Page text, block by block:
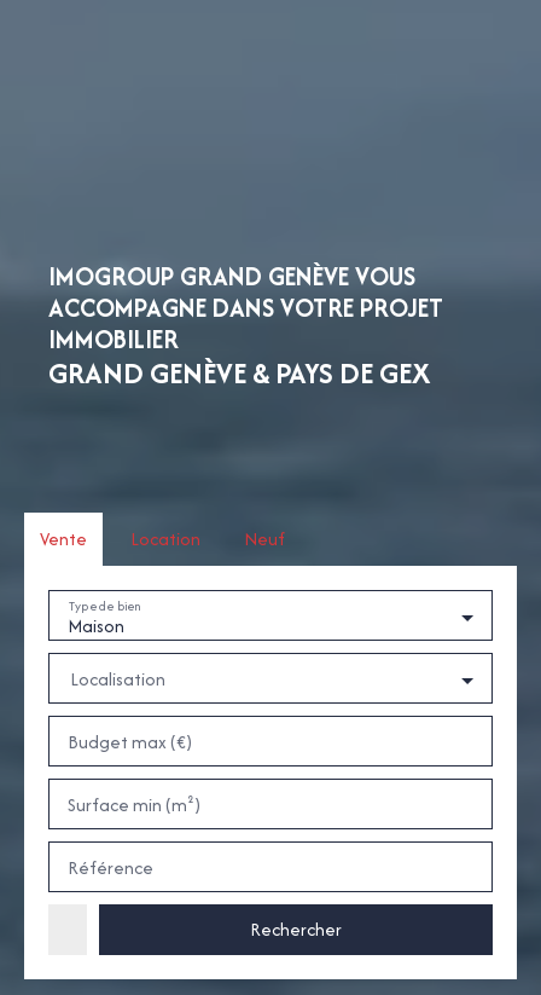
IMOGROUP GRAND GENÈVE VOUS
ACCOMPAGNE DANS VOTRE PROJET
IMMOBILIER
GRAND GENÈVE & PAYS DE GEX
Vente Location Neuf
Maison
Type de bien
Localisation
Budget max (€)
Surface min (m²)
Référence
Rechercher